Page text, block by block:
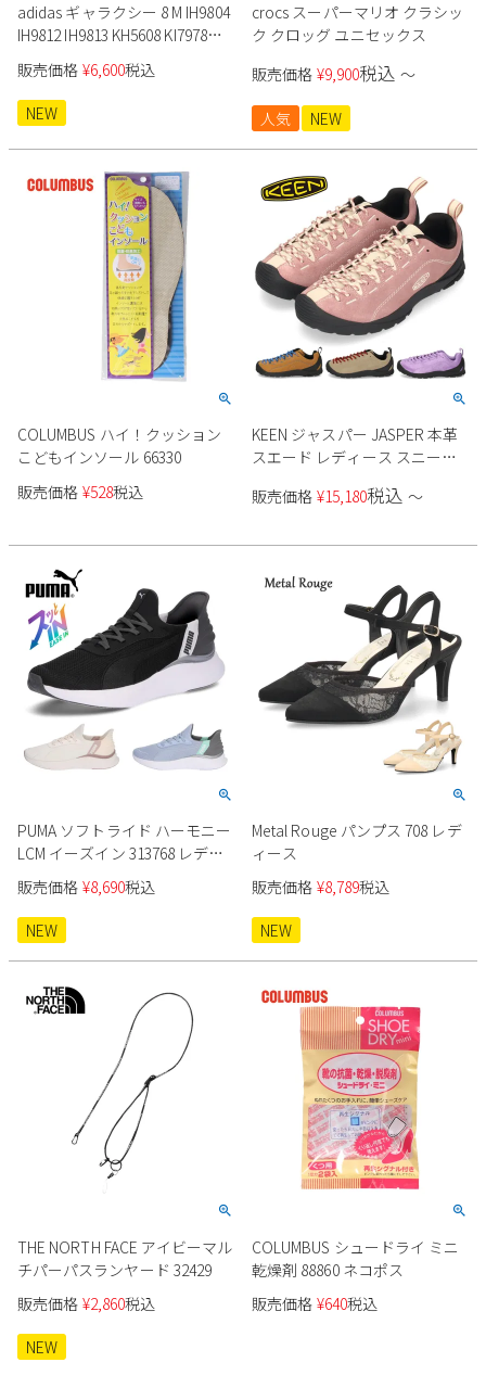
adidas ギャラクシー 8 M IH9804
IH9812 IH9813 KH5608 KI7978
KI7980
販売価格 ¥6,600税込
NEW
crocs スーパーマリオ クラシッ
ク クロッグ ユニセックス
販売価格 ¥9,900税込 〜
人気 NEW
COLUMBUS ハイ！クッション
こどもインソール 66330
販売価格 ¥528税込
KEEN ジャスパー JASPER 本革
スエード レディース スニーカ
販売価格 ¥15,180税込 〜
PUMA ソフトライド ハーモニー
LCM イーズイン 313768 レディ
ース
販売価格 ¥8,690税込
NEW
Metal Rouge パンプス 708 レデ
ィース
販売価格 ¥8,789税込
NEW
THE NORTH FACE アイビーマル
チパーパスランヤード 32429
販売価格 ¥2,860税込
NEW
COLUMBUS シュードライ ミニ
乾燥剤 88860 ネコポス
販売価格 ¥640税込